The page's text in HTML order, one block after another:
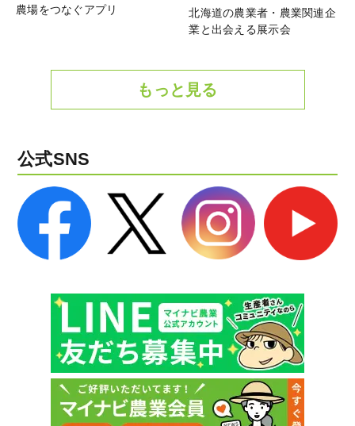
農場をつなぐアプリ
北海道の農業者・農業関連企
業と出会える展示会
もっと見る
公式SNS